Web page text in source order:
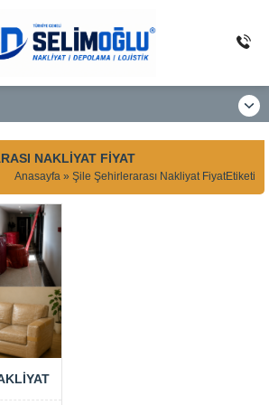
NAKLIYAT FIYAT
Anasayfa » Şile Şehirlerarası Nakliyat FiyatEtiketi